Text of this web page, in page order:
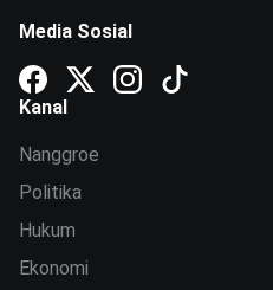
Media Sosial
Kanal
Nanggroe
Politika
Hukum
Ekonomi